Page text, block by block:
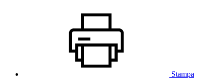
Stampa